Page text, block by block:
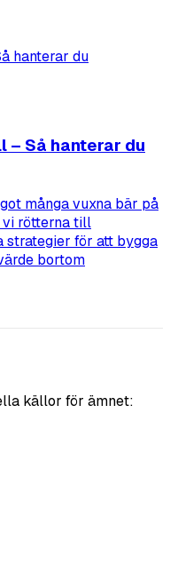
– Så hanterar du
många vuxna bär på
vi rötterna till
för att bygga
bortom
källor för ämnet: